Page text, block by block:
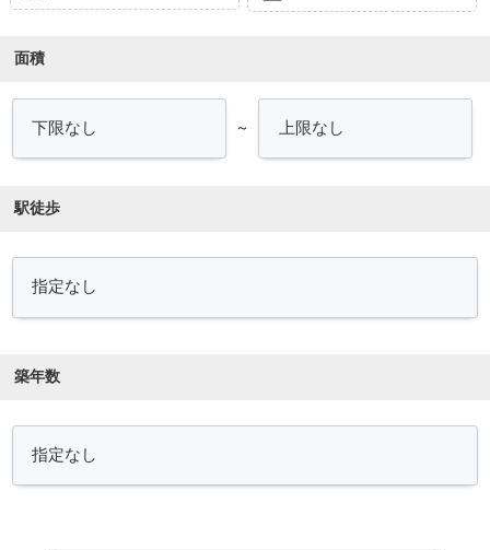
面積
～
駅徒歩
築年数